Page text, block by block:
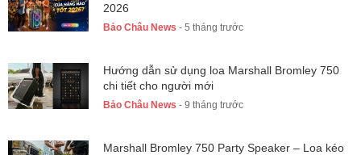
2026
Bảo Châu News - 5 tháng trước
Hướng dẫn sử dụng loa Marshall Bromley 750
chi tiết cho người mới
Bảo Châu News - 9 tháng trước
Marshall Bromley 750 Party Speaker – Loa kéo